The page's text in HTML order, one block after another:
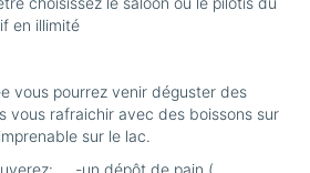
en illimité
vous pourrez venir déguster des
vous rafraichir avec des boissons sur
sur le lac.